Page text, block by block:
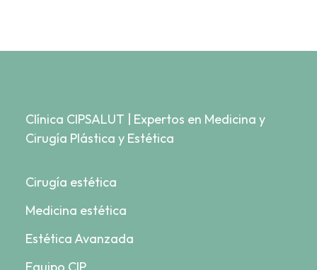
Clínica CIPSALUT | Expertos en Medicina y
Cirugía Plástica y Estética
Cirugía estética
Medicina estética
Estética Avanzada
Equipo CIP